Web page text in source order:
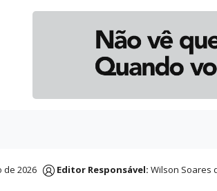
de 2026 Editor Responsável: Wilson Soares